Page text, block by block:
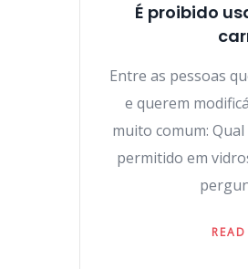
É proibido
Entre as pessoas
e querem
muito comum:
permitido em